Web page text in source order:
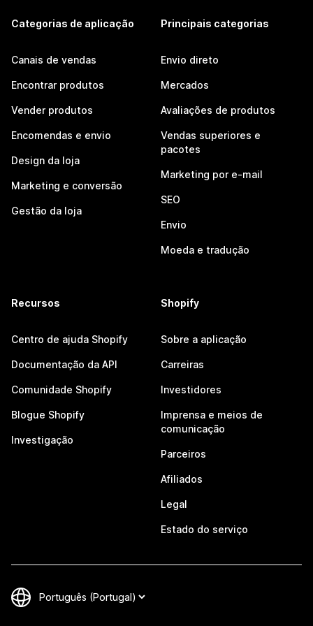
Categorias de aplicação
Canais de vendas
Encontrar produtos
Vender produtos
Encomendas e envio
Design da loja
Marketing e conversão
Gestão da loja
Principais categorias
Envio direto
Mercados
Avaliações de produtos
Vendas superiores e
pacotes
Marketing por e-mail
SEO
Envio
Moeda e tradução
Recursos
Centro de ajuda Shopify
Documentação da API
Comunidade Shopify
Blogue Shopify
Investigação
Shopify
Sobre a aplicação
Carreiras
Investidores
Imprensa e meios de
comunicação
Parceiros
Afiliados
Legal
Estado do serviço